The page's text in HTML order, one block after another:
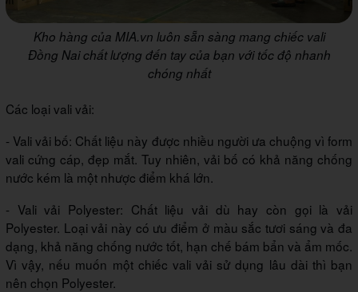
Kho hàng của MIA.vn luôn sẵn sàng mang chiếc vali
Đồng Nai chất lượng đến tay của bạn với tốc độ nhanh
chóng nhất
Các loại vali vải:
- Vali vải bố: Chất liệu này được nhiều người ưa chuộng vì form
vali cứng cáp, đẹp mắt. Tuy nhiên, vải bố có khả năng chống
nước kém là một nhược điểm khá lớn.
- Vali vải Polyester: Chất liệu vải dù hay còn gọi là vải
Polyester. Loại vải này có ưu điểm ở màu sắc tươi sáng và đa
dạng, khả năng chống nước tốt, hạn chế bám bẩn và ẩm mốc.
Vì vậy, nếu muốn một chiếc vali vải sử dụng lâu dài thì bạn
nên chọn Polyester.